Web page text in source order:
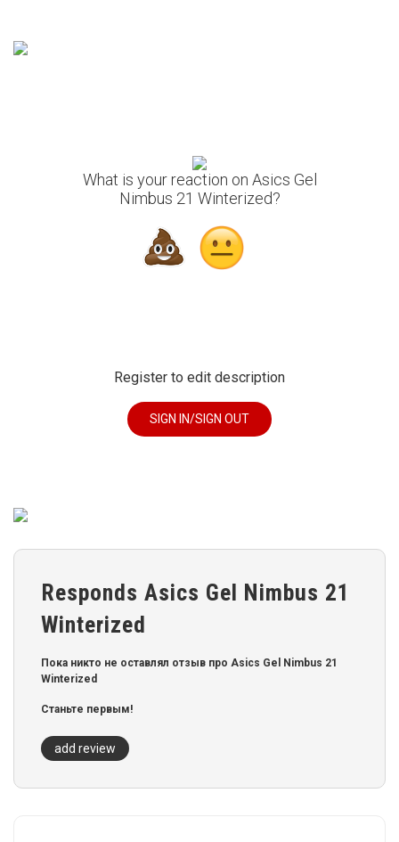
What is your reaction on Asics Gel
Nimbus 21 Winterized?
Register to edit description
SIGN IN/SIGN OUT
Responds Asics Gel Nimbus 21
Winterized
Пока никто не оставлял отзыв про Asics Gel Nimbus 21
Winterized
Станьте первым!
add review